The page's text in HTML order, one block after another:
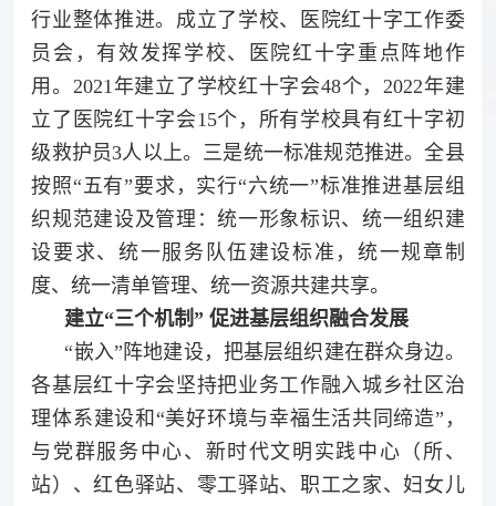
行业整体推进。成立了学校、医院红十字工作委
员会，有效发挥学校、医院红十字重点阵地作
用。2021年建立了学校红十字会48个，2022年建
立了医院红十字会15个，所有学校具有红十字初
级救护员3人以上。三是统一标准规范推进。全县
按照“五有”要求，实行“六统一”标准推进基层组
织规范建设及管理：统一形象标识、统一组织建
设要求、统一服务队伍建设标准，统一规章制
度、统一清单管理、统一资源共建共享。
建立“三个机制” 促进基层组织融合发展
“嵌入”阵地建设，把基层组织建在群众身边。
各基层红十字会坚持把业务工作融入城乡社区治
理体系建设和“美好环境与幸福生活共同缔造”，
与党群服务中心、新时代文明实践中心（所、
站）、红色驿站、零工驿站、职工之家、妇女儿